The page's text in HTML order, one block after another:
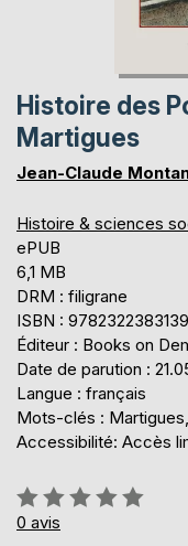
Histoire des
Martigues
Jean-Claude
Histoire & sciences
ePUB
6,1 MB
DRM : filigrane
ISBN : 9782322383139
Éditeur : Books on
Date de parution :
Langue : français
Mots-clés :
Accessibilité: Accès
Évaluation:
0%
0 avis